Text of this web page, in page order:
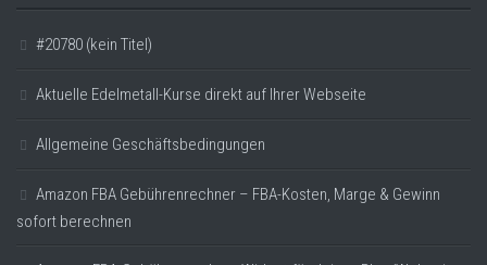
#20780 (kein Titel)
Aktuelle Edelmetall-Kurse direkt auf Ihrer Webseite
Allgemeine Geschäftsbedingungen
Amazon FBA Gebührenrechner – FBA-Kosten, Marge & Gewinn
sofort berechnen